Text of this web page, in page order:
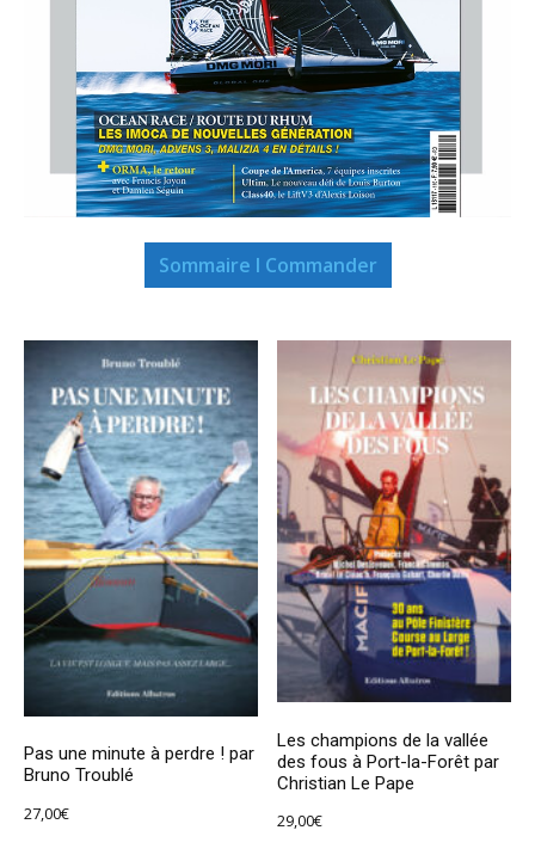
Sommaire I Commander
Pas une minute à perdre ! par
Bruno Troublé
27,00€
Les champions de la vallée
des fous à Port-la-Forêt par
Christian Le Pape
29,00€